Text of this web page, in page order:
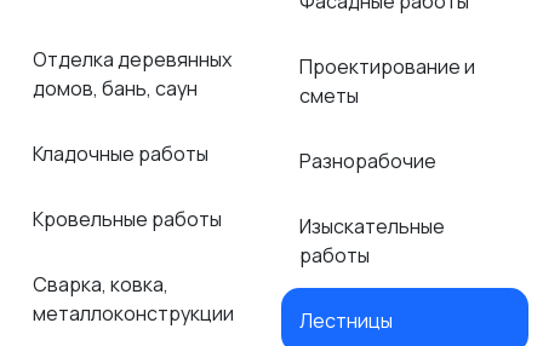
Отделка деревянных
домов, бань, саун
Кладочные работы
Кровельные работы
Сварка, ковка,
металлоконструкции
Проектирование и
сметы
Разнорабочие
Изыскательные
работы
Лестницы